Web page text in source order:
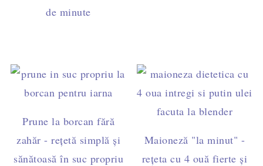
de minute
Prune la borcan fără
zahăr - rețetă simplă și
sănătoasă în suc propriu
Maioneză "la minut" -
rețeta cu 4 ouă fierte și